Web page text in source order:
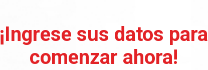
¡Ingrese sus datos para
comenzar ahora!